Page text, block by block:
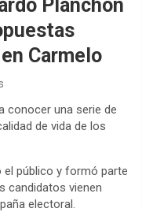
Planchón
Carmelo
conocer una serie de
de vida de los
el público y formó parte
candidatos vienen
electoral.